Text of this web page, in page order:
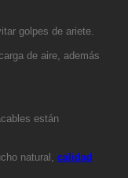
golpes de ariete.
de aire, además
están
natural, calidad